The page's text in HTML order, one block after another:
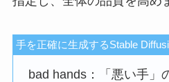
手を正確に生成するStable
bad hands：「悪い手」